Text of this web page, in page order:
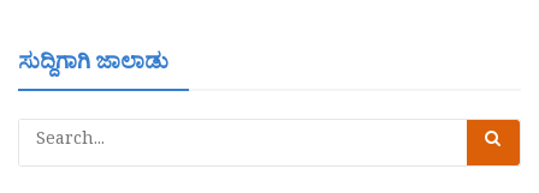
ಸುದ್ದಿಗಾಗಿ ಜಾಲಾಡು